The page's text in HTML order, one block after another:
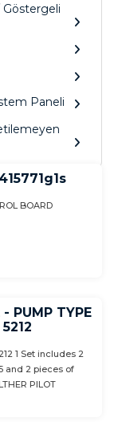
Paneli
BOARD
PUMP TYPE
1 Set includes 2
and 2 pieces of
PILOT